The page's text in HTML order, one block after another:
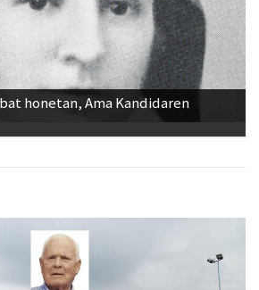
honetan, Ama Kandidaren